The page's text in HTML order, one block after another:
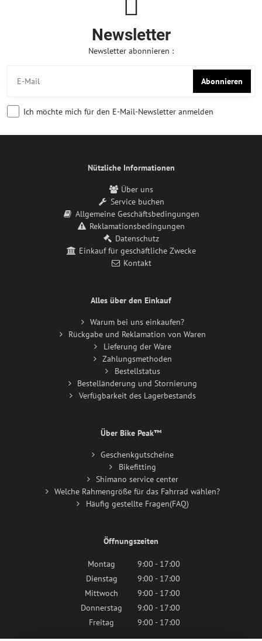
Newsletter
Newsletter abonnieren :
Abonnieren
Ich möchte mich für den E-Mail-Newsletter anmelden
Nützliche Informationen
Über uns
Service buchen
Allgemeine Geschäftsbedingungen
Reklamationsbedingungen
Datenschutz
Einkauf für geschäftliche Zwecke
Kontakt
Alles über den Einkauf
Warum bei uns einkaufen?
Rückgabe und Reklamation von Waren
Lieferung der Ware
Zahlungsmethoden
Bestellstatus
Bestelländerung und Stornierung
Verfügbarkeit des Lagerbestands
Über Bike Peak™
Geschenkgutscheine
Bikefitting
Shimano service center
Welche Rahmengröße für das Fahrrad wählen?
Häufig gestellte Fragen(FAQ)
Öffnungszeiten
Montag
9:00 - 17:00
Dienstag
9:00 - 17:00
Mittwoch
9:00 - 17:00
Donnerstag
9:00 - 17:00
Freitag
9:00 - 17:00